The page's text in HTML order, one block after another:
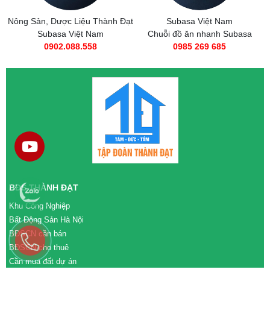
Nông Sản, Dược Liệu Thành Đạt
Subasa Việt Nam
0902.088.558
Subasa Việt Nam
Chuỗi đồ ăn nhanh Subasa
0985 269 685
BĐS THÀNH ĐẠT
Khu Công Nghiệp
Bất Động Sản Hà Nội
BĐSCN cần bán
BĐSCN cho thuê
Cần mua đất dự án